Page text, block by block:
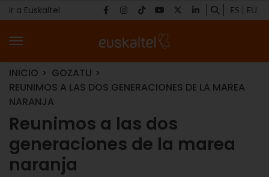
Ir a Euskaltel ES EU
INICIO
GOZATU
REUNIMOS A LAS DOS GENERACIONES DE LA MAREA
NARANJA
Reunimos a las dos
generaciones de la marea
naranja